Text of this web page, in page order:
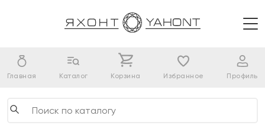
Главная Каталог Корзина Избранное Профиль